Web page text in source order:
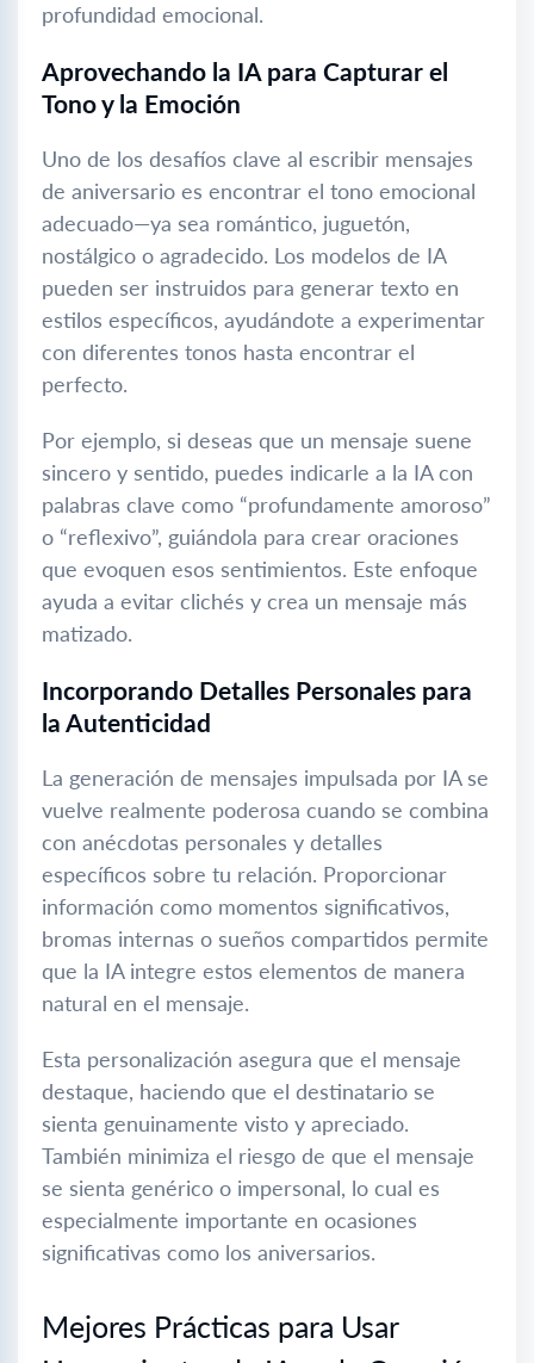
profundidad emocional.
Aprovechando la IA para Capturar el
Tono y la Emoción
Uno de los desafíos clave al escribir mensajes
de aniversario es encontrar el tono emocional
adecuado—ya sea romántico, juguetón,
nostálgico o agradecido. Los modelos de IA
pueden ser instruidos para generar texto en
estilos específicos, ayudándote a experimentar
con diferentes tonos hasta encontrar el
perfecto.
Por ejemplo, si deseas que un mensaje suene
sincero y sentido, puedes indicarle a la IA con
palabras clave como “profundamente amoroso”
o “reflexivo”, guiándola para crear oraciones
que evoquen esos sentimientos. Este enfoque
ayuda a evitar clichés y crea un mensaje más
matizado.
Incorporando Detalles Personales para
la Autenticidad
La generación de mensajes impulsada por IA se
vuelve realmente poderosa cuando se combina
con anécdotas personales y detalles
específicos sobre tu relación. Proporcionar
información como momentos significativos,
bromas internas o sueños compartidos permite
que la IA integre estos elementos de manera
natural en el mensaje.
Esta personalización asegura que el mensaje
destaque, haciendo que el destinatario se
sienta genuinamente visto y apreciado.
También minimiza el riesgo de que el mensaje
se sienta genérico o impersonal, lo cual es
especialmente importante en ocasiones
significativas como los aniversarios.
Mejores Prácticas para Usar